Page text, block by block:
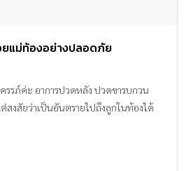
ยแม่ท้องอย่างปลอดภัย
รรภ์ค่ะ อาการปวดหลัง ปวดขารบกวน
งสัยว่าเป็นอันตรายไปถึงลูกในท้องได้